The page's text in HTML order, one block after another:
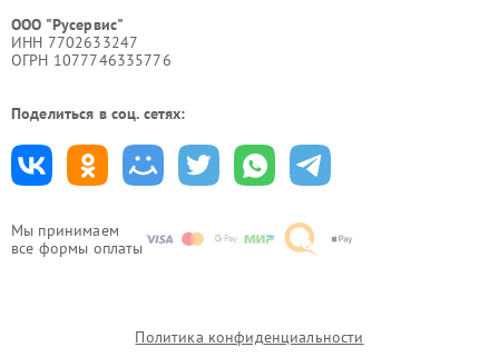
Мы принимаем
все формы оплаты
ООО "Русервис"
ИНН 7702633247
ОГРН 1077746335776
Поделиться в соц. сетях:
Политика конфиденциальности